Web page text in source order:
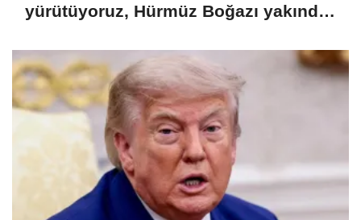
yürütüyoruz, Hürmüz Boğazı yakında